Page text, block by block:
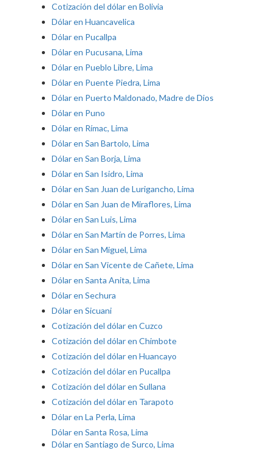
Cotización del dólar en Bolivia
Dólar en Huancavelica
Dólar en Pucallpa
Dólar en Pucusana, Lima
Dólar en Pueblo Libre, Lima
Dólar en Puente Piedra, Lima
Dólar en Puerto Maldonado, Madre de Dios
Dólar en Puno
Dólar en Rímac, Lima
Dólar en San Bartolo, Lima
Dólar en San Borja, Lima
Dólar en San Isidro, Lima
Dólar en San Juan de Lurigancho, Lima
Dólar en San Juan de Miraflores, Lima
Dólar en San Luis, Lima
Dólar en San Martín de Porres, Lima
Dólar en San Miguel, Lima
Dólar en San Vicente de Cañete, Lima
Dólar en Santa Anita, Lima
Dólar en Sechura
Dólar en Sicuani
Cotización del dólar en Cuzco
Cotización del dólar en Chimbote
Cotización del dólar en Huancayo
Cotización del dólar en Pucallpa
Cotización del dólar en Sullana
Cotización del dólar en Tarapoto
Dólar en La Perla, Lima
Dólar en Santa Rosa, Lima
Dólar en Santiago de Surco, Lima